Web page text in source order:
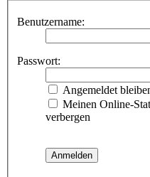
Benutzername:
Passwort:
Angemeldet
Meinen Online-
verbergen